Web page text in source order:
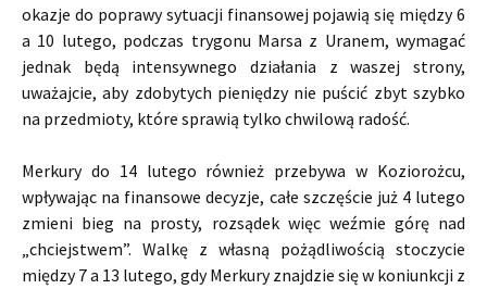
okazje do poprawy sytuacji finansowej pojawią się między 6
a 10 lutego, podczas trygonu Marsa z Uranem, wymagać
jednak będą intensywnego działania z waszej strony,
uważajcie, aby zdobytych pieniędzy nie puścić zbyt szybko
na przedmioty, które sprawią tylko chwilową radość.
Merkury do 14 lutego również przebywa w Koziorożcu,
wpływając na finansowe decyzje, całe szczęście już 4 lutego
zmieni bieg na prosty, rozsądek więc weźmie górę nad
„chciejstwem”. Walkę z własną pożądliwością stoczycie
między 7 a 13 lutego, gdy Merkury znajdzie się w koniunkcji z